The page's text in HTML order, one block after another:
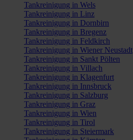
Tankreinigung in Wels
Tankreinigung in Linz
Tankreinigung in Dornbirn
Tankreinigung in Bregenz
Tankreinigung in Feldkirch
Tankreinigung in Wiener Neustadt
Tankreinigung in Sankt Pölten
Tankreinigung in Villach
Tankreinigung in Klagenfurt
Tankreinigung in Innsbruck
Tankreinigung in Salzburg
Tankreinigung in Graz
Tankreinigung in Wien
Tankreinigung in Tirol
Tankreinigung in Steiermark